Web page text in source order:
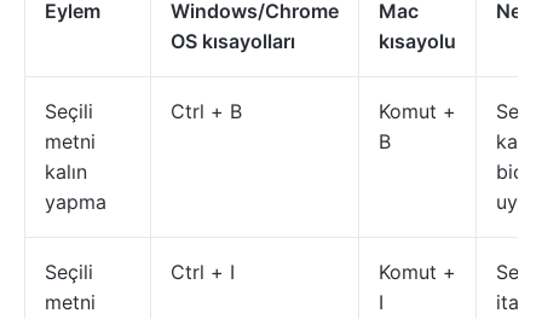
Eylem
Windows/Chrome
OS kısayolları
Mac
kısayolu
Ne
Seçili
metni
kalın
yapma
Ctrl + B
Komut +
B
kalın
Seçili
metni
Ctrl + I
Komut +
I
italik